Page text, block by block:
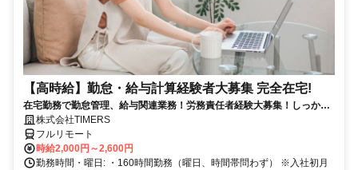
【高時給】勤怠・給与計算経験者大募集 完全在宅!
在宅勤務で勤怠管理、給与関連業務！労務責任者経験大募集！しっかり
稼ぎたい方、注目！
株式会社TIMERS
フルリモート
時給2,000円～2,600円
勤務時間・曜日: ・160時間勤務（曜日、時間帯問わず） ※入社初月